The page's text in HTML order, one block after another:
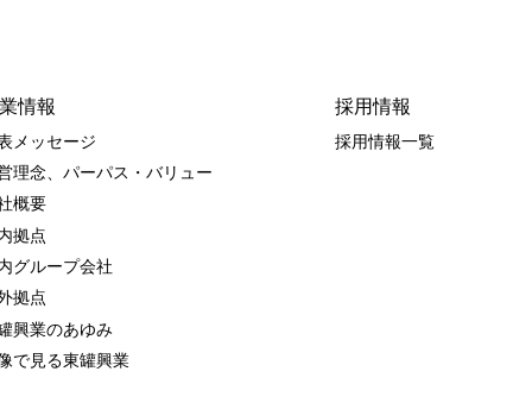
情報
メッセージ
理念、パーパス・バリュー
概要
拠点
グループ会社
拠点
興業のあゆみ
で見る東罐興業
採用情報
採用情報一覧